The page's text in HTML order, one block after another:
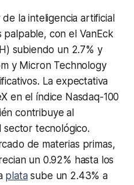
la inteligencia artificial
palpable, con el VanEck
subiendo un 2.7% y
y Micron Technology
La expectativa
en el índice Nasdaq-100
contribuye al
sector tecnológico.
de materias primas,
un 0.92% hasta los
platasube un 2.43% a